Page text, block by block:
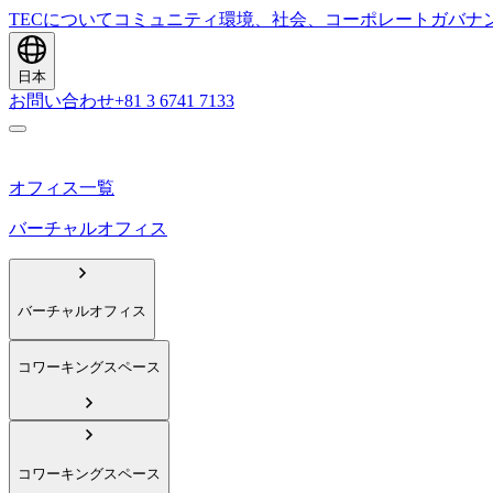
TECについて コミュニティ環境、社会、コーポレートガバナ
日本
お問い合わせ+81 3 6741 7133
オフィス一覧
バーチャルオフィス
バーチャルオフィス
コワーキングスペース
コワーキングスペース